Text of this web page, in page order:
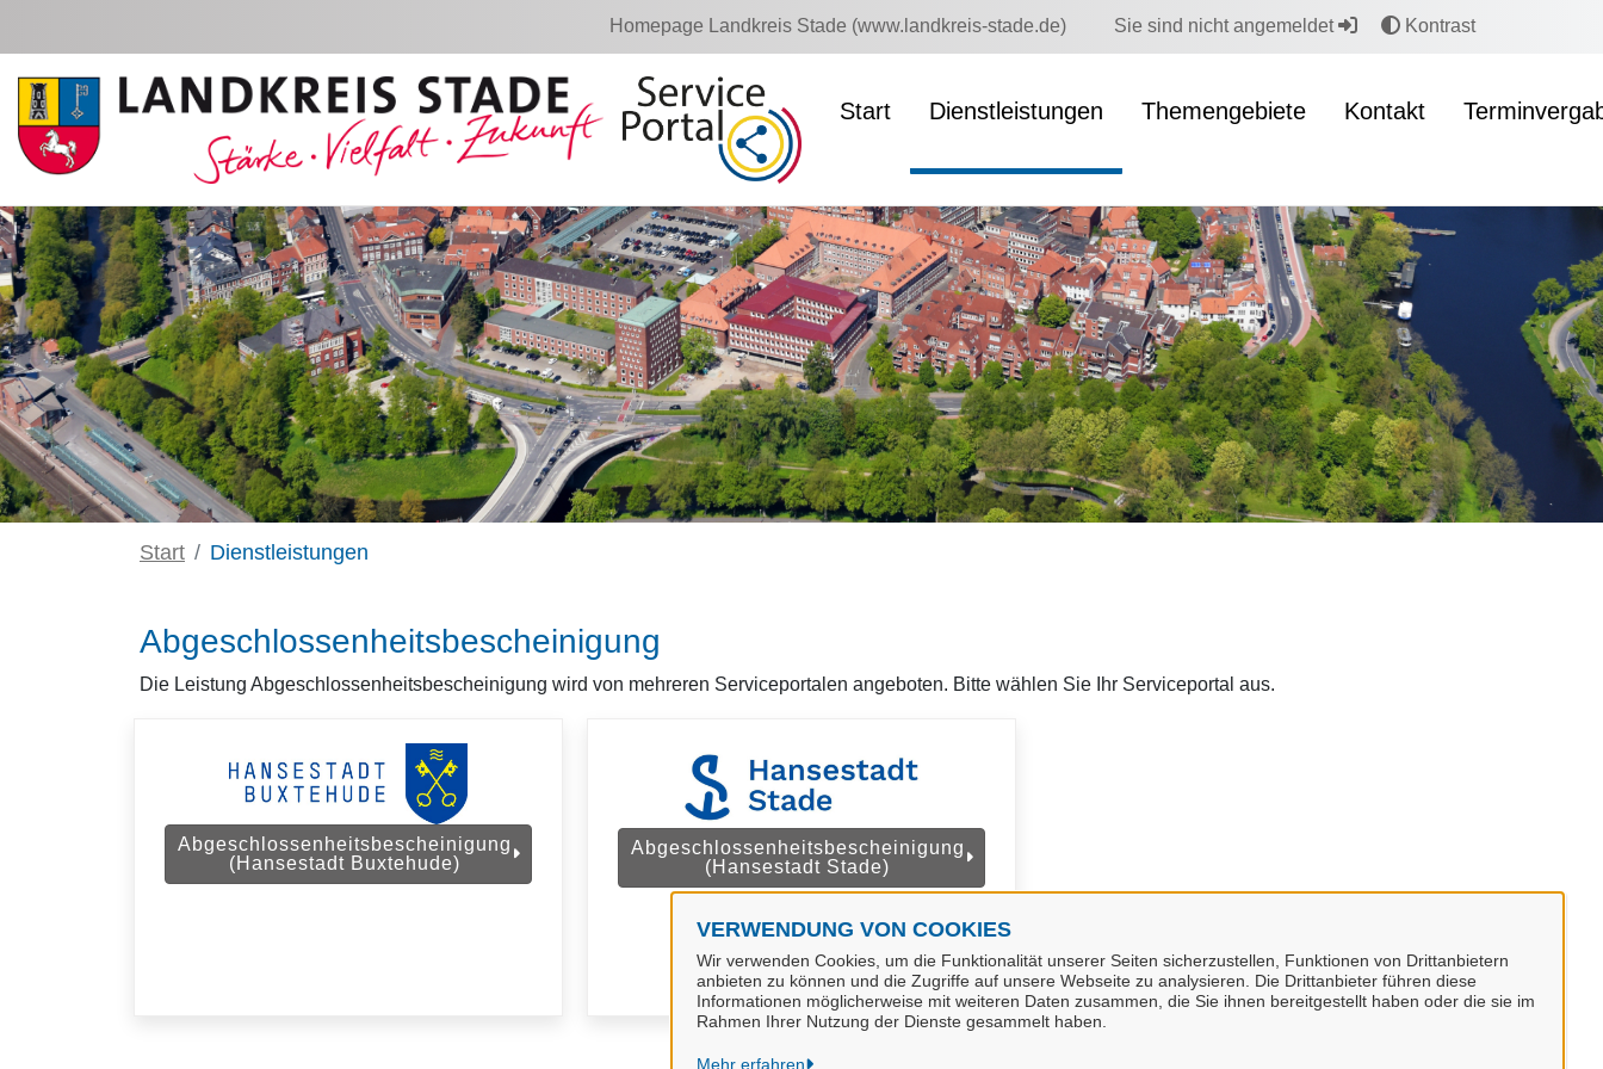
VERWENDUNG VON COOKIES
Wir verwenden Cookies, um die Funktionalität unserer Seiten sicherzustellen, Funktionen von Drittanbietern
anbieten zu können und die Zugriffe auf unsere Webseite zu analysieren. Die Drittanbieter führen diese
Informationen möglicherweise mit weiteren Daten zusammen, die Sie ihnen bereitgestellt haben oder die sie im
Rahmen Ihrer Nutzung der Dienste gesammelt haben.
Mehr erfahren
Homepage Landkreis Stade (www.landkreis-stade.de) Sie sind nicht angemeldet Kontrast
Start Dienstleistungen Themengebiete Kontakt
Start Dienstleistungen
Abgeschlossenheitsbescheinigung
Die Leistung Abgeschlossenheitsbescheinigung wird von mehreren Serviceportalen angeboten. Bitte wählen Sie Ihr Serviceportal aus.
Abgeschlossenheitsbescheinigung
(Hansestadt Buxtehude)
Abgeschlossenheitsbescheinigung
(Hansestadt Stade)